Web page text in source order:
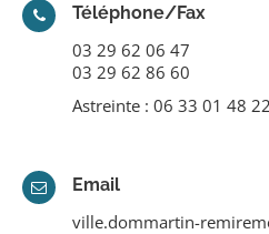
Téléphone/Fax
03 29 62 06 47
03 29 62 86 60
Astreinte : 06 33 01 48 22
Email
ville.dommartin-